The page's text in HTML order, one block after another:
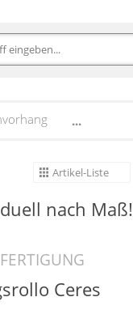
...
Artikel-Liste
nach Maß!
Ceres